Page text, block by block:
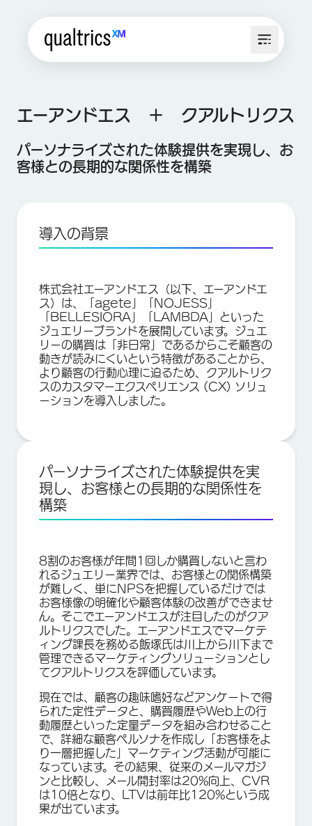
エーアンドエス ＋ クアルトリクス
パーソナライズされた体験提供を実現し、お
客様との長期的な関係性を構築
導入の背景
株式会社エーアンドエス（以下、エーアンドエ
ス）は、「agete」「NOJESS」
「BELLESIORA」「LAMBDA」といった
ジュエリーブランドを展開しています。ジュエ
リーの購買は「非日常」であるからこそ顧客の
動きが読みにくいという特徴があることから、
より顧客の行動心理に迫るため、クアルトリク
スのカスタマーエクスペリエンス (CX) ソリュ
ーションを導入しました。
パーソナライズされた体験提供を実
現し、お客様との長期的な関係性を
構築
8割のお客様が年間1回しか購買しないと言わ
れるジュエリー業界では、お客様との関係構築
が難しく、単にNPSを把握しているだけでは
お客様像の明確化や顧客体験の改善ができませ
ん。そこでエーアンドエスが注目したのがクア
ルトリクスでした。エーアンドエスでマーケテ
ィング課長を務める飯塚氏は川上から川下まで
管理できるマーケティングソリューションとし
てクアルトリクスを評価しています。
現在では、顧客の趣味嗜好などアンケートで得
られた定性データと、購買履歴やWeb上の行
動履歴といった定量データを組み合わせること
で、詳細な顧客ペルソナを作成し「お客様をよ
り一層把握した」マーケティング活動が可能に
なっています。その結果、従来のメールマガジ
ンと比較し、メール開封率は20%向上、CVR
は10倍となり、LTVは前年比120%という成
果が出ています。